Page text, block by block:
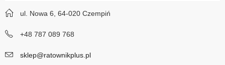
ul. Nowa 6, 64-020 Czempiń
+48 787 089 768
sklep@ratownikplus.pl